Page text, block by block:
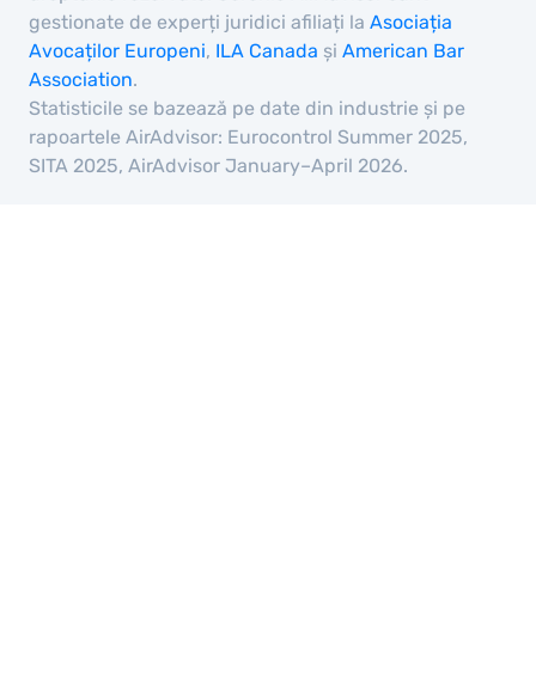
gestionate de experți juridici afiliați la Asociația
Avocaților Europeni, ILA Canada și American Bar
Association.
Statisticile se bazează pe date din industrie și pe
rapoartele AirAdvisor: Eurocontrol Summer 2025,
SITA 2025, AirAdvisor January–April 2026.